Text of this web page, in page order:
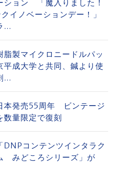
ション 「魔入りました！
イノベーションデー！」
...
製マイクロニードルパッ
成大学と共同、鍼より使
...
本発売55周年 ビンテージ
数量限定で復刻
コンテンツインタラク
みどころシリーズ」が